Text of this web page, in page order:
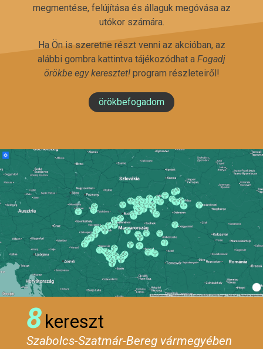
megmentése, felújítása és állaguk megóvása az
utókor számára.
Ha Ön is szeretne részt venni az akcióban, az
alábbi gombra kattintva tájékozódhat a Fogadj
örökbe egy keresztet!program részleteiről!
örökbefogadom
8kereszt
Szabolcs-Szatmár-Bereg vármegyében